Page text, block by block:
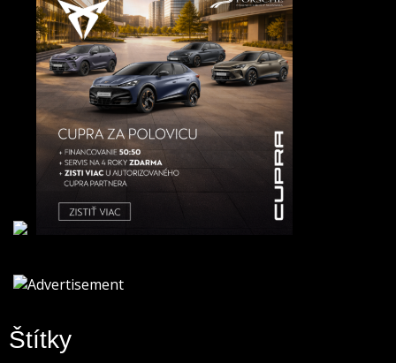
Štítky